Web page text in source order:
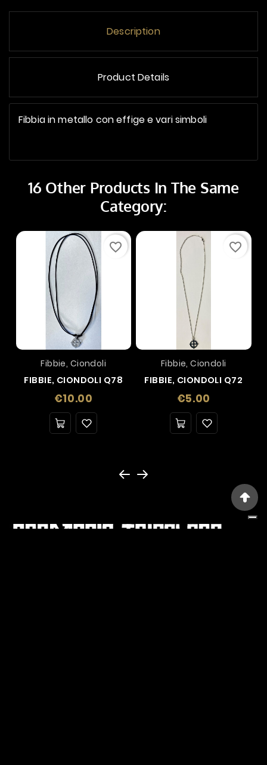
Description
Product Details
Fibbia in metallo con effige e vari simboli
16 Other Products In The Same
Category:
Fibbie, Ciondoli
FIBBIE, CIONDOLI Q78
€10.00
favorite_border
Fibbie, Ciondoli
FIBBIE, CIONDOLI Q72
€5.00
favorite_border